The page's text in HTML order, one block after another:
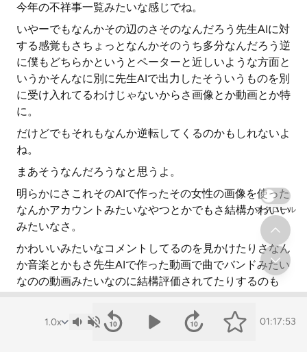
今年の不祥事一覧みたいな感じでね。
いやーでもなんかその辺のさそのなんだろう先生AIに対
する感覚もさちょっとなんかそのうち多分なんだろう逆
に僕もどちらかというとペーターと近しいような方面と
いうかそんなに別に先生AIで出力したそういうものを別
に受け入れてるわけじゃないからさ画像とか動画とか特
に。
だけどでもそれもなんか逆転してくるのかもしれないよ
ね。
まあそうなんだろうなと思うよ。
明らかにさこれそのAIで作ったその女性の画像を使った
なんかアカウントみたいなやつとかでもさ結構かわいい
みたいなさ。
かわいいみたいなコメントしてるのを見かけたりさなん
か音楽とかもさ先生AIで作った動画で曲でバンドみたい
なのの動画みたいなのに結構評価されてたりするのも
なんかそんなやっぱり気にしない人も増えてきてんだろ
01:17:53
スクロール